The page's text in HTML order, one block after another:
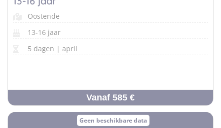
Oostende
13-16 jaar
5 dagen | april
Vanaf 585 €
Geen beschikbare data